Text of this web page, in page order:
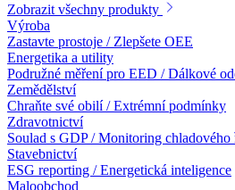
Zobrazit všechny produkty
Výroba
Zastavte prostoje / Zlepšete OEE
Energetika a utility
Podružné měření pro EED / Dálkové
Zemědělství
Chraňte své obilí / Extrémní podmínky
Zdravotnictví
Soulad s GDP / Monitoring chladového
Stavebnictví
ESG reporting / Energetická inteligence
Maloobchod